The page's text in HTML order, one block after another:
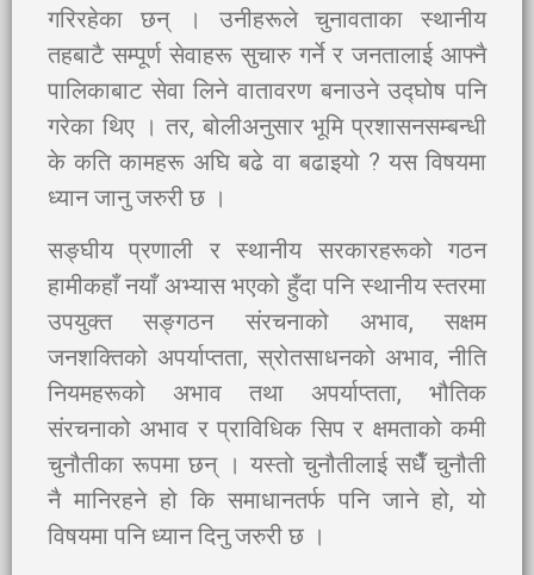
गरिरहेका छन् । उनीहरूले चुनावताका स्थानीय
तहबाटै सम्पूर्ण सेवाहरू सुचारु गर्ने र जनतालाई आफ्नै
पालिकाबाट सेवा लिने वातावरण बनाउने उद्घोष पनि
गरेका थिए । तर, बोलीअनुसार भूमि प्रशासनसम्बन्धी
के कति कामहरू अघि बढे वा बढाइयो ? यस विषयमा
ध्यान जानु जरुरी छ ।
सङ्घीय प्रणाली र स्थानीय सरकारहरूको गठन
हामीकहाँ नयाँ अभ्यास भएको हुँदा पनि स्थानीय स्तरमा
उपयुक्त सङ्गठन संरचनाको अभाव, सक्षम
जनशक्तिको अपर्याप्तता, स्रोतसाधनको अभाव, नीति
नियमहरूको अभाव तथा अपर्याप्तता, भौतिक
संरचनाको अभाव र प्राविधिक सिप र क्षमताको कमी
चुनौतीका रूपमा छन् । यस्तो चुनौतीलाई सधैँ चुनौती
नै मानिरहने हो कि समाधानतर्फ पनि जाने हो, यो
विषयमा पनि ध्यान दिनु जरुरी छ ।